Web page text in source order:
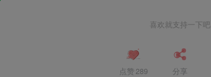
喜欢就支持一下吧
点赞 289 分享